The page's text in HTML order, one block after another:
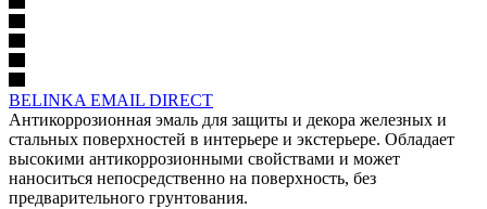
BELINKA EMAIL DIRECT
Антикоррозионная эмаль для защиты и декора железных и
стальных поверхностей в интерьере и экстерьере. Обладает
высокими антикоррозионными свойствами и может
наноситься непосредственно на поверхность, без
предварительного грунтования.